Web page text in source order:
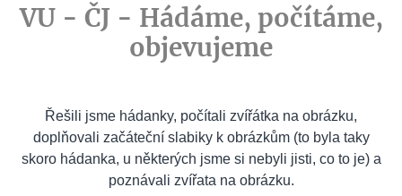
VU - ČJ - Hádáme, počítáme,
objevujeme
Řešili jsme hádanky, počítali zvířátka na obrázku,
doplňovali začáteční slabiky k obrázkům (to byla taky
skoro hádanka, u některých jsme si nebyli jisti, co to je) a
poznávali zvířata na obrázku.